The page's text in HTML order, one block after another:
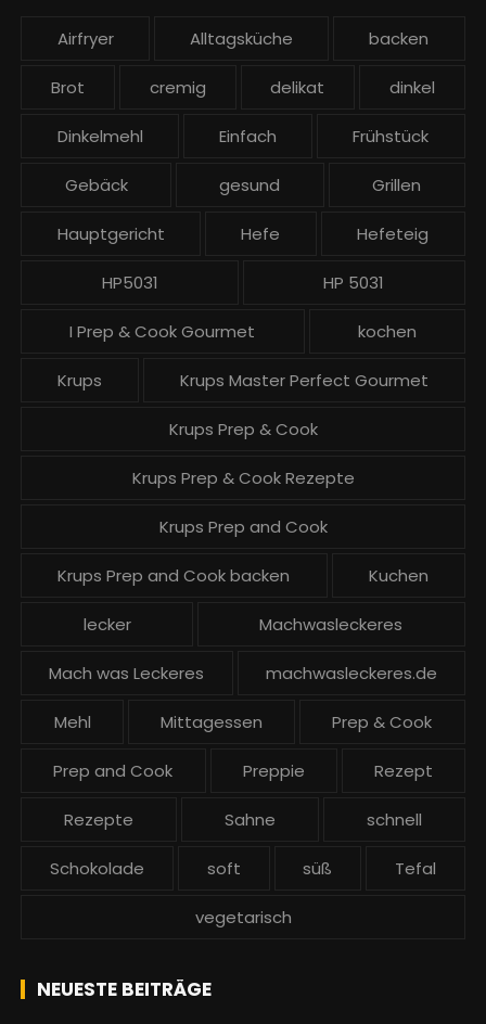
Airfryer Alltagsküche backen
Brot cremig delikat dinkel
Dinkelmehl Einfach Frühstück
Gebäck gesund Grillen
Hauptgericht Hefe Hefeteig
HP5031 HP 5031
I Prep & Cook Gourmet kochen
Krups Krups Master Perfect Gourmet
Krups Prep & Cook
Krups Prep & Cook Rezepte
Krups Prep and Cook
Krups Prep and Cook backen Kuchen
lecker Machwasleckeres
Mach was Leckeres machwasleckeres.de
Mehl Mittagessen Prep & Cook
Prep and Cook Preppie Rezept
Rezepte Sahne schnell
Schokolade soft süß Tefal
vegetarisch
NEUESTE BEITRÄGE